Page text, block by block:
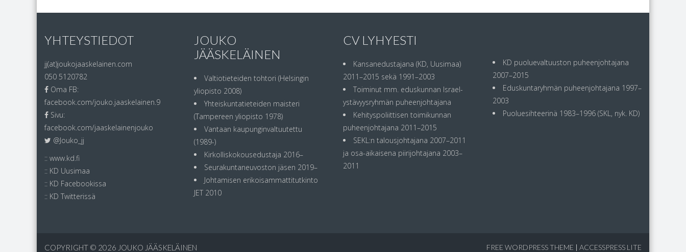
YHTEYSTIEDOT
jj(at)joukojaaskelainen.com
050 5120782
Oma FB:
facebook.com/jouko.jaaskelainen.9
Sivu:
facebook.com/jaaskelainenjouko
@Jouko_jj
:: www.kd.fi
:: KD Uusimaa
:: KD Facebookissa
:: KD Twitterissä
JOUKO
JÄÄSKELÄINEN
Valtiotieteiden tohtori (Helsingin
yliopisto 2008)
Yhteiskuntatieteiden maisteri
(Tampereen yliopisto 1978)
Vantaan kaupunginvaltuutettu
(1989-)
Kirkolliskokousedustaja 2016–
Seurakuntaneuvoston jäsen 2019–
Johtamisen erikoisammattitutkinto
JET 2010
CV LYHYESTI
Kansanedustajana (KD, Uusimaa)
2011–2015 sekä 1991–2003
Toiminut mm. eduskunnan Israel-
ystävyysryhmän puheenjohtajana
Kehityspoliittisen toimikunnan
puheenjohtajana 2011–2015
SEKL:n talousjohtajana 2007–2011
ja osa-aikaisena piirijohtajana 2003–
2011
KD puoluevaltuuston puheenjohtajana
2007–2015
Eduskuntaryhmän puheenjohtajana 1997–
2003
Puoluesihteerinä 1983–1996 (SKL, nyk. KD)
FREE WORDPRESS THEME | ACCESSPRESS LITE
COPYRIGHT © 2026 JOUKO JÄÄSKELÄINEN